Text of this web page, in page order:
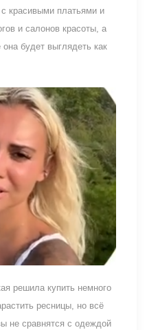
красивыми платьями и
и салонов красоты, а
она будет выглядеть как
решила купить немного
ресницы, но всё
не сравнятся с одеждой